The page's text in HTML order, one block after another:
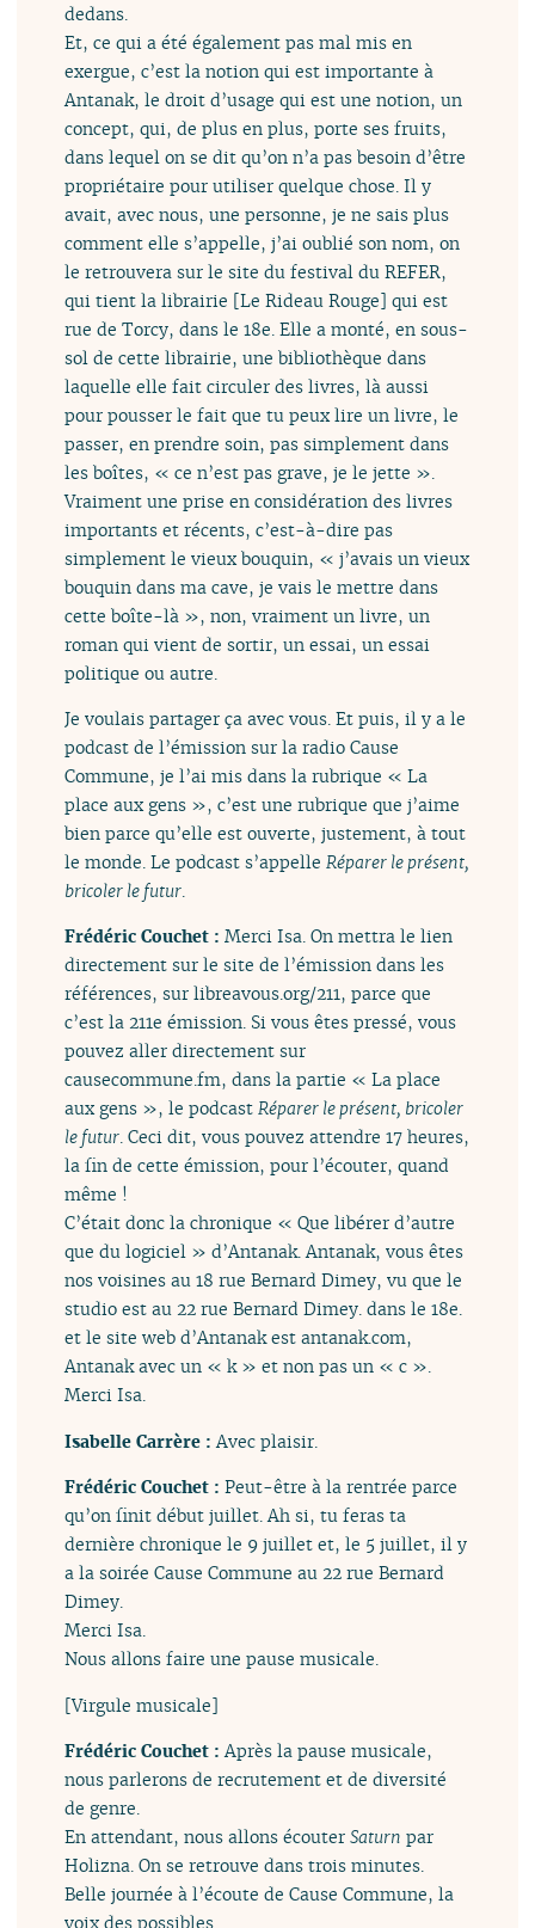
dedans.
Et, ce qui a été également pas mal mis en
exergue, c’est la notion qui est importante à
Antanak, le droit d’usage qui est une notion, un
concept, qui, de plus en plus, porte ses fruits,
dans lequel on se dit qu’on n’a pas besoin d’être
propriétaire pour utiliser quelque chose. Il y
avait, avec nous, une personne, je ne sais plus
comment elle s’appelle, j’ai oublié son nom, on
le retrouvera sur le site du festival du REFER,
qui tient la librairie [Le Rideau Rouge] qui est
rue de Torcy, dans le 18e. Elle a monté, en sous-
sol de cette librairie, une bibliothèque dans
laquelle elle fait circuler des livres, là aussi
pour pousser le fait que tu peux lire un livre, le
passer, en prendre soin, pas simplement dans
les boîtes, « ce n’est pas grave, je le jette ».
Vraiment une prise en considération des livres
importants et récents, c’est-à-dire pas
simplement le vieux bouquin, « j’avais un vieux
bouquin dans ma cave, je vais le mettre dans
cette boîte-là », non, vraiment un livre, un
roman qui vient de sortir, un essai, un essai
politique ou autre.
Je voulais partager ça avec vous. Et puis, il y a le
podcast de l’émission sur la radio Cause
Commune, je l’ai mis dans la rubrique « La
place aux gens », c’est une rubrique que j’aime
bien parce qu’elle est ouverte, justement, à tout
le monde. Le podcast s’appelleRéparer le présent,
bricoler le futur.
Frédéric Couchet :Merci Isa. On mettra le lien
directement sur le site de l’émission dans les
références, sur libreavous.org/211, parce que
c’est la 211e émission. Si vous êtes pressé, vous
pouvez aller directement sur
causecommune.fm, dans la partie « La place
aux gens », le podcastRéparer le présent, bricoler
le futur. Ceci dit, vous pouvez attendre 17 heures,
la fin de cette émission, pour l’écouter, quand
même !
C’était donc la chronique « Que libérer d’autre
que du logiciel » d’Antanak. Antanak, vous êtes
nos voisines au 18 rue Bernard Dimey, vu que le
studio est au 22 rue Bernard Dimey. dans le 18e.
et le site web d’Antanak est antanak.com,
Antanak avec un « k » et non pas un « c ».
Merci Isa.
Isabelle Carrère :Avec plaisir.
Frédéric Couchet :Peut-être à la rentrée parce
qu’on finit début juillet. Ah si, tu feras ta
dernière chronique le 9 juillet et, le 5 juillet, il y
a la soirée Cause Commune au 22 rue Bernard
Dimey.
Merci Isa.
Nous allons faire une pause musicale.
[Virgule musicale]
Frédéric Couchet :Après la pause musicale,
nous parlerons de recrutement et de diversité
de genre.
En attendant, nous allons écouterSaturn par
Holizna. On se retrouve dans trois minutes.
Belle journée à l’écoute de Cause Commune, la
voix des possibles.